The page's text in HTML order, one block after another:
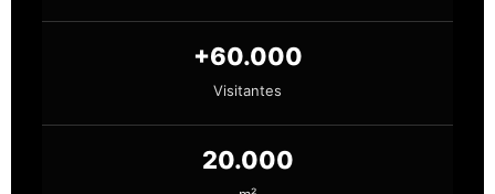
+60.000
Visitantes
20.000